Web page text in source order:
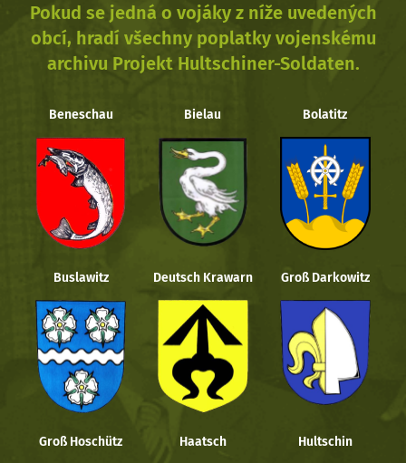
Pokud se jedná o vojáky z níže uvedených
obcí, hradí všechny poplatky vojenskému
archivu Projekt Hultschiner-Soldaten.
Beneschau Bielau Bolatitz
Buslawitz Deutsch Krawarn Groß Darkowitz
Groß Hoschütz Haatsch Hultschin